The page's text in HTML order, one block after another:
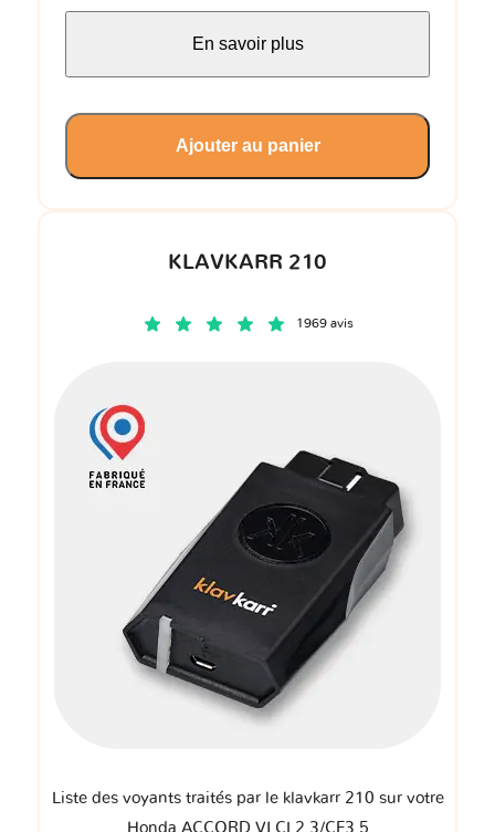
KLAVKARR 210
1969 avis
Liste des voyants traités par le klavkarr 210 sur votre
Honda ACCORD VI CL2 3/CF3 5
En savoir plus
Ajouter au panier